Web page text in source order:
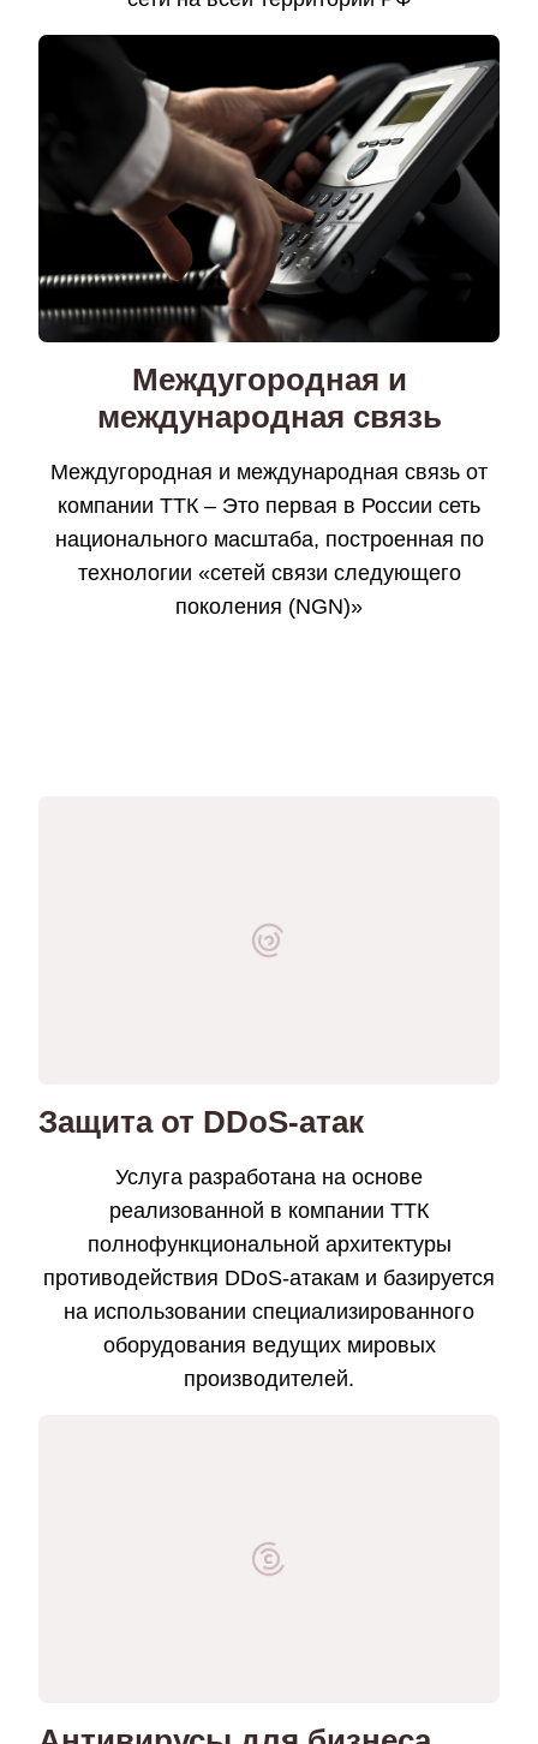
Междугородная и
международная связь
Междугородная и международная связь от
компании ТТК – Это первая в России сеть
национального масштаба, построенная по
технологии «сетей связи следующего
поколения (NGN)»
Защита от DDoS-атак
Услуга разработана на основе
реализованной в компании ТТК
полнофункциональной архитектуры
противодействия DDoS-атакам и базируется
на использовании специализированного
оборудования ведущих мировых
производителей.